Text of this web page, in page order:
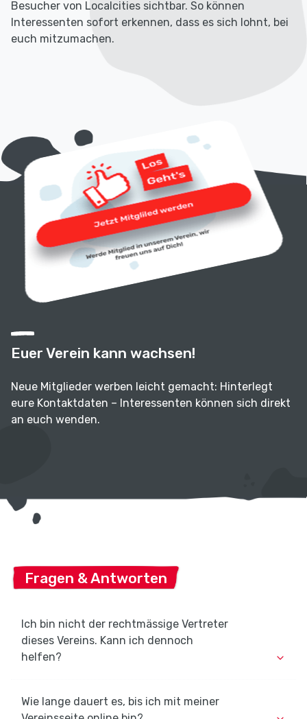
Besucher von Localcities sichtbar. So können
Interessenten sofort erkennen, dass es sich lohnt, bei
euch mitzumachen.
Euer Verein kann wachsen!
Neue Mitglieder werben leicht gemacht: Hinterlegt
eure Kontaktdaten – Interessenten können sich direkt
an euch wenden.
Fragen & Antworten
Ich bin nicht der rechtmässige Vertreter
dieses Vereins. Kann ich dennoch
helfen?
Wie lange dauert es, bis ich mit meiner